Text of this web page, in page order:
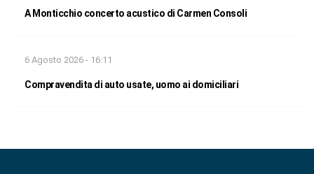
A Monticchio concerto acustico di Carmen Consoli
6 Agosto 2026 - 16:11
Compravendita di auto usate, uomo ai domiciliari